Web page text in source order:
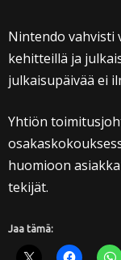
Nintendo vahvisti
kehitteillä ja
julkaisupäivää ei
Yhtiön
huomioon
tekijät.
Jaa tämä: